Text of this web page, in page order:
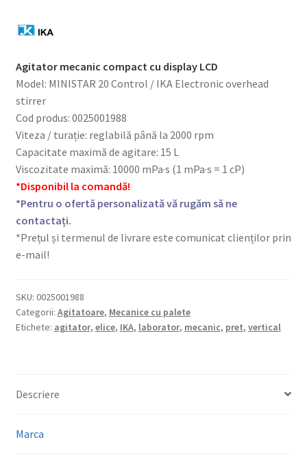
Agitator mecanic compact cu display LCD
Model: MINISTAR 20 Control / IKA Electronic overhead
stirrer
Cod produs: 0025001988
Viteza / turație: reglabilă până la 2000 rpm
Capacitate maximă de agitare: 15 L
Viscozitate maximă: 10000 mPa·s (1 mPa·s = 1 cP)
*Disponibil la comandă!
*Pentru o ofertă personalizată vă rugăm să ne
contactați.
*Prețul și termenul de livrare este comunicat clienților prin
e-mail!
SKU: 0025001988
Categorii: Agitatoare, Mecanice cu palete
Etichete: agitator, elice, IKA, laborator, mecanic, pret, vertical
Descriere
Marca